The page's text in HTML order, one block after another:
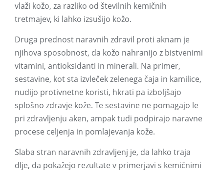
vlaži kožo, za razliko od številnih kemičnih
tretmajev, ki lahko izsušijo kožo.
Druga prednost naravnih zdravil proti aknam je
njihova sposobnost, da kožo nahranijo z bistvenimi
vitamini, antioksidanti in minerali. Na primer,
sestavine, kot sta izvleček zelenega čaja in kamilice,
nudijo protivnetne koristi, hkrati pa izboljšajo
splošno zdravje kože. Te sestavine ne pomagajo le
pri zdravljenju aken, ampak tudi podpirajo naravne
procese celjenja in pomlajevanja kože.
Slaba stran naravnih zdravljenj je, da lahko traja
dlje, da pokažejo rezultate v primerjavi s kemičnimi